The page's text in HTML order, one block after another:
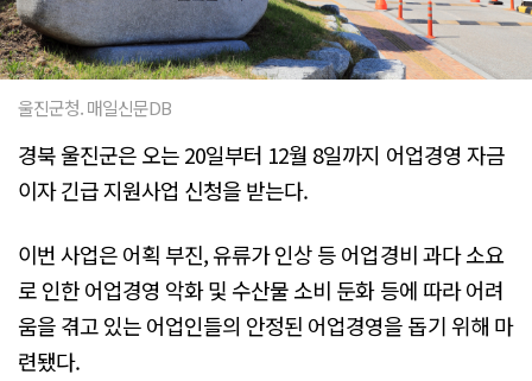
울진군청. 매일신문DB
경북 울진군은 오는 20일부터 12월 8일까지 어업경영 자금
이자 긴급 지원사업 신청을 받는다.
이번 사업은 어획 부진, 유류가 인상 등 어업경비 과다 소요
로 인한 어업경영 악화 및 수산물 소비 둔화 등에 따라 어려
움을 겪고 있는 어업인들의 안정된 어업경영을 돕기 위해 마
련됐다.